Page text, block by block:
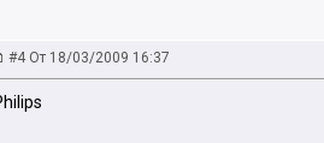
#4 От 18/03/2009 16:37